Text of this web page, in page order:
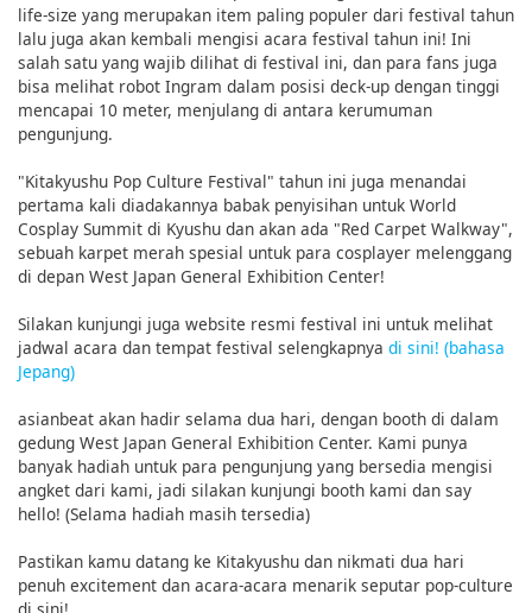
life-size yang merupakan item paling populer dari festival tahun
lalu juga akan kembali mengisi acara festival tahun ini! Ini
salah satu yang wajib dilihat di festival ini, dan para fans juga
bisa melihat robot Ingram dalam posisi deck-up dengan tinggi
mencapai 10 meter, menjulang di antara kerumuman
pengunjung.
"Kitakyushu Pop Culture Festival" tahun ini juga menandai
pertama kali diadakannya babak penyisihan untuk World
Cosplay Summit di Kyushu dan akan ada "Red Carpet Walkway",
sebuah karpet merah spesial untuk para cosplayer melenggang
di depan West Japan General Exhibition Center!
Silakan kunjungi juga website resmi festival ini untuk melihat
jadwal acara dan tempat festival selengkapnya di sini! (bahasa
Jepang)
asianbeat akan hadir selama dua hari, dengan booth di dalam
gedung West Japan General Exhibition Center. Kami punya
banyak hadiah untuk para pengunjung yang bersedia mengisi
angket dari kami, jadi silakan kunjungi booth kami dan say
hello! (Selama hadiah masih tersedia)
Pastikan kamu datang ke Kitakyushu dan nikmati dua hari
penuh excitement dan acara-acara menarik seputar pop-culture